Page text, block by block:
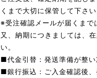
くまで大切に保管して下さい
※受注確認メールが届くまで
又、納期につきましては、
い。
■代金引替：発送準備が整い
■銀行振込：ご入金確認後